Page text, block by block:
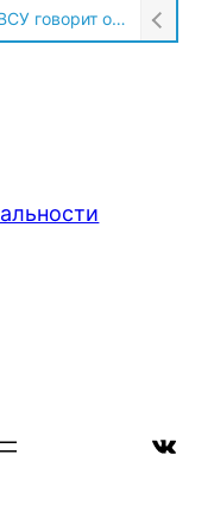
Солдат ВСУ говорит о том, чтобы продавали топливо для ремонта техники в Угледаре